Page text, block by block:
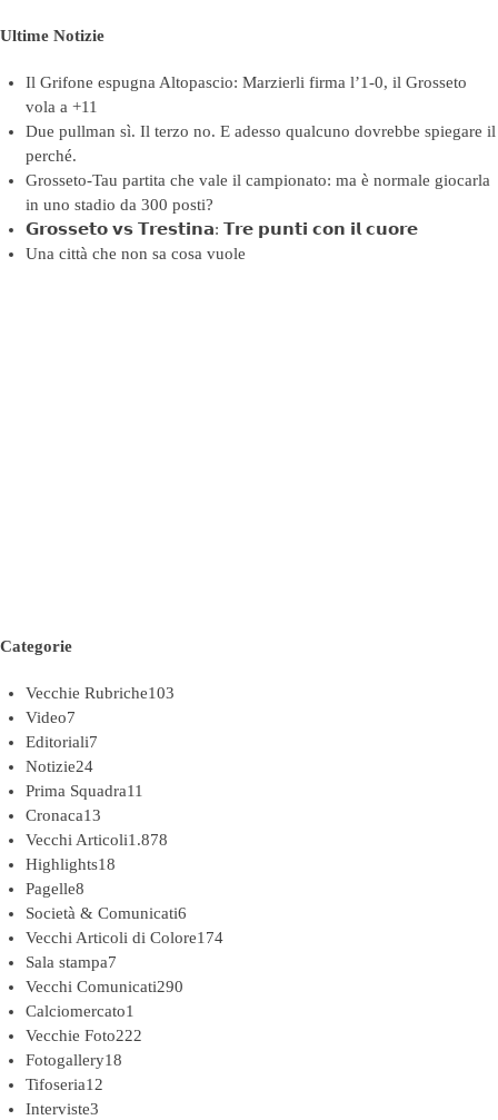
Ultime Notizie
Il Grifone espugna Altopascio: Marzierli firma l’1-0, il Grosseto
vola a +11
Due pullman sì. Il terzo no. E adesso qualcuno dovrebbe spiegare il
perché.
Grosseto-Tau partita che vale il campionato: ma è normale giocarla
in uno stadio da 300 posti?
𝗚𝗿𝗼𝘀𝘀𝗲𝘁𝗼 𝘃𝘀 𝗧𝗿𝗲𝘀𝘁𝗶𝗻𝗮: 𝗧𝗿𝗲 𝗽𝘂𝗻𝘁𝗶 𝗰𝗼𝗻 𝗶𝗹 𝗰𝘂𝗼𝗿𝗲
Una città che non sa cosa vuole
Categorie
Vecchie Rubriche103
Video7
Editoriali7
Notizie24
Prima Squadra11
Cronaca13
Vecchi Articoli1.878
Highlights18
Pagelle8
Società & Comunicati6
Vecchi Articoli di Colore174
Sala stampa7
Vecchi Comunicati290
Calciomercato1
Vecchie Foto222
Fotogallery18
Tifoseria12
Interviste3